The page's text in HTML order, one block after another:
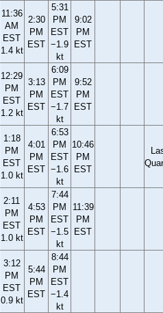
11:36
AM
EST
1.4 kt
2:30
PM
EST
5:31
PM
EST
−1.9
kt
9:02
PM
EST
12:29
PM
EST
1.2 kt
3:13
PM
EST
6:09
PM
EST
−1.7
kt
9:52
PM
EST
1:18
PM
EST
1.0 kt
4:01
PM
EST
6:53
PM
EST
−1.6
kt
10:46
PM
EST
2:11
PM
EST
1.0 kt
4:53
PM
EST
7:44
PM
EST
−1.5
kt
11:39
PM
EST
3:12
PM
EST
0.9 kt
5:44
PM
EST
8:44
PM
EST
−1.4
kt